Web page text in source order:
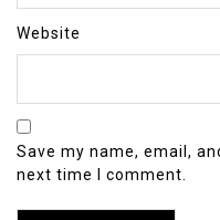
Website
Save my name, email,
next time I comment.